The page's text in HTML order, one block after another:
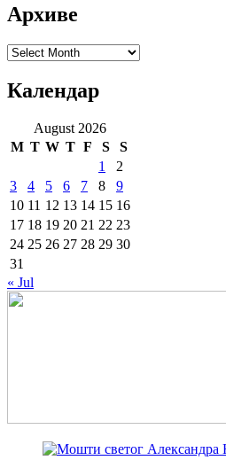
Архиве
Архиве
Календар
August 2026
M T W T F S
S
1
2
3
4 5 6 7 8
9
10 11 12 13 14 15 16
17 18 19 20 21 22 23
24 25 26 27 28 29 30
31
« Jul